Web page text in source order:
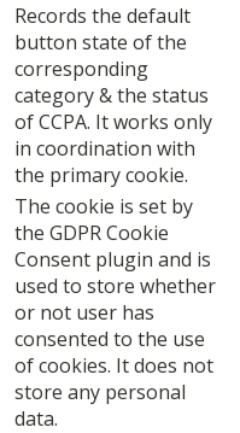
Records the default
button state of the
corresponding
category & the status
of CCPA. It works only
in coordination with
the primary cookie.
The cookie is set by
the GDPR Cookie
Consent plugin and is
used to store whether
or not user has
consented to the use
of cookies. It does not
store any personal
data.